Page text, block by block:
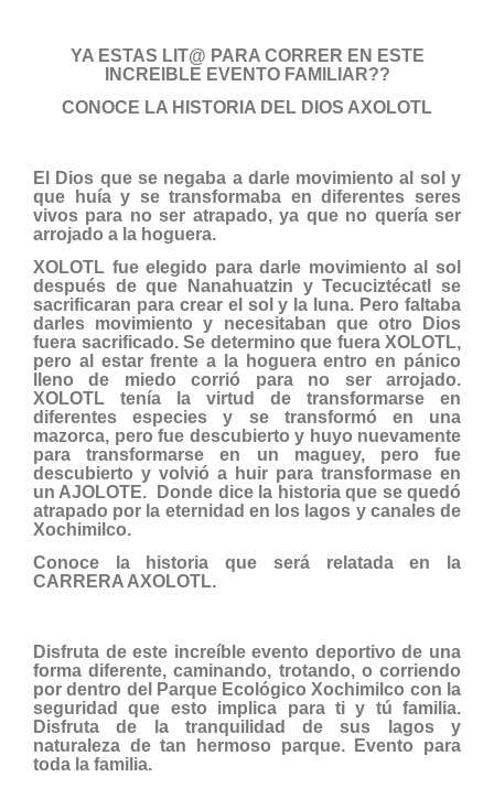
YA ESTAS LIT@ PARA CORRER EN ESTE
INCREIBLE EVENTO FAMILIAR??
CONOCE LA HISTORIA DEL DIOS AXOLOTL
El Dios que se negaba a darle movimiento al sol y
que huía y se transformaba en diferentes seres
vivos para no ser atrapado, ya que no quería ser
arrojado a la hoguera.
XOLOTL fue elegido para darle movimiento al sol
después de que Nanahuatzin y Tecuciztécatl se
sacrificaran para crear el sol y la luna. Pero faltaba
darles movimiento y necesitaban que otro Dios
fuera sacrificado. Se determino que fuera XOLOTL,
pero al estar frente a la hoguera entro en pánico
lleno de miedo corrió para no ser arrojado.
XOLOTL tenía la virtud de transformarse en
diferentes especies y se transformó en una
mazorca, pero fue descubierto y huyo nuevamente
para transformarse en un maguey, pero fue
descubierto y volvió a huir para transformase en
un AJOLOTE. Donde dice la historia que se quedó
atrapado por la eternidad en los lagos y canales de
Xochimilco.
Conoce la historia que será relatada en la
CARRERA AXOLOTL.
Disfruta de este increíble evento deportivo de una
forma diferente, caminando, trotando, o corriendo
por dentro del Parque Ecológico Xochimilco con la
seguridad que esto implica para ti y tú familia.
Disfruta de la tranquilidad de sus lagos y
naturaleza de tan hermoso parque. Evento para
toda la familia.